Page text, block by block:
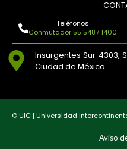
Teléfonos
Conmutador 55 5487 1400
Insurgentes Sur 4303,
Ciudad de México
© UIC | Universidad
Aviso